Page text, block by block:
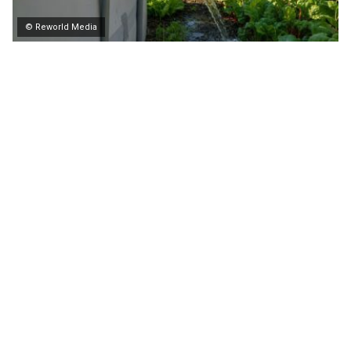
© Reworld Media